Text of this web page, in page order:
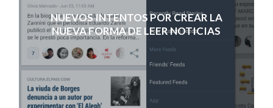
NUEVOS INTENTOS POR CREAR LA
NUEVA FORMA DE LEER NOTICIAS